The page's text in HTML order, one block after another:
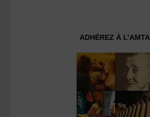
ADHÉREZ À L’AMTA